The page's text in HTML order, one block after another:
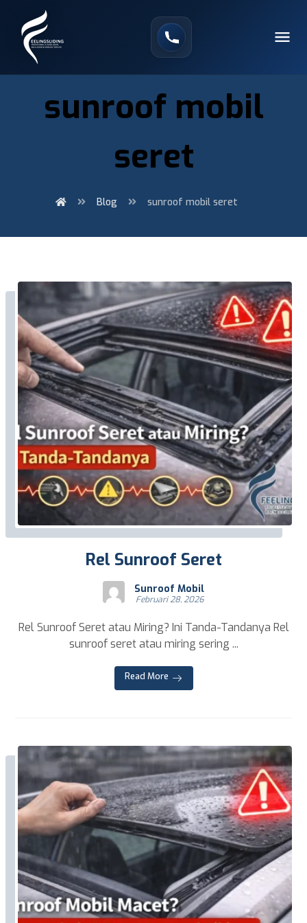
sunroof mobil
seret
Blog sunroof mobil seret
Rel Sunroof Seret
Sunroof Mobil
Februari 28, 2026
Rel Sunroof Seret atau Miring? Ini Tanda-Tandanya Rel
sunroof seret atau miring sering ...
Read More